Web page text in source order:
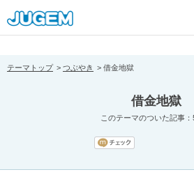
[pear_error: message="Success" code=0
prefix="" info=""]
テーマトップ つぶやき 借金地獄
借金地獄
このテーマのついた記事：